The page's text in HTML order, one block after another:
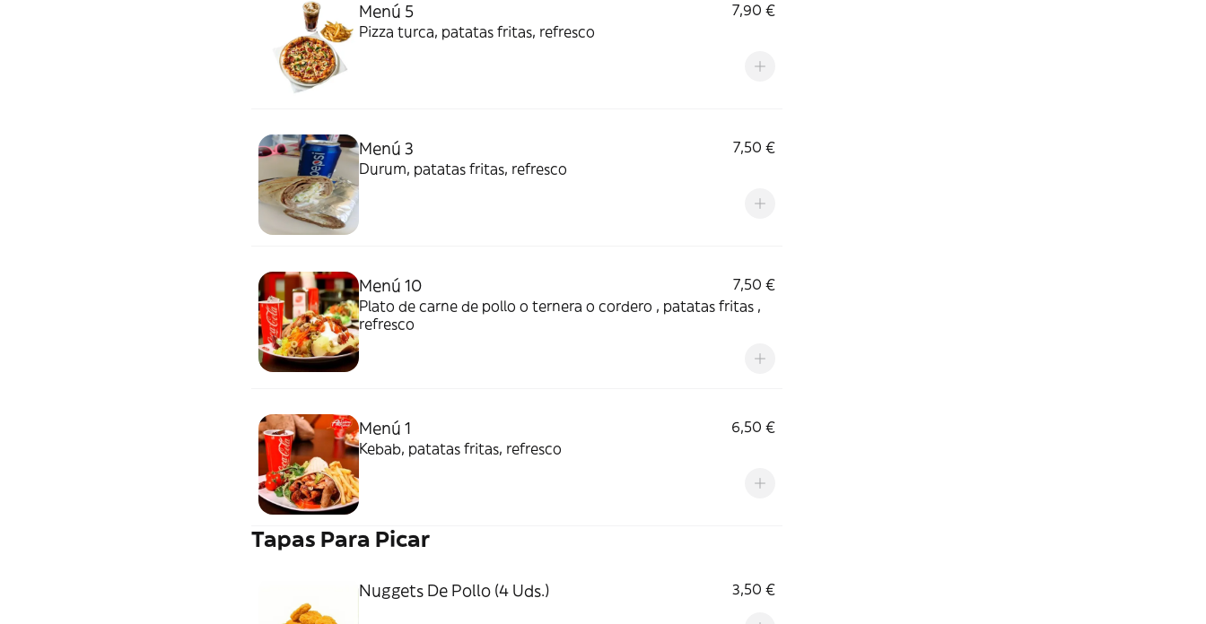
Menú 5
7,90 €
Pizza turca, patatas fritas, refresco
Menú 3
7,50 €
Durum, patatas fritas, refresco
Menú 10
7,50 €
Plato de carne de pollo o ternera o cordero , patatas fritas ,
refresco
Menú 1
6,50 €
Kebab, patatas fritas, refresco
Tapas Para Picar
Nuggets De Pollo (4 Uds.) 3,50 €